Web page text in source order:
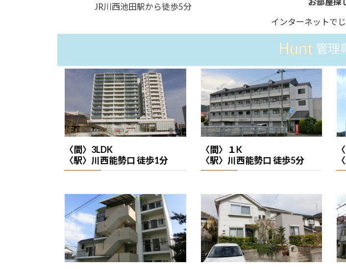
JR川西池田駅から徒歩5分
インターネットで
〈間〉3LDK
〈駅〉川西能勢口 徒歩1分
〈間〉１K
〈駅〉川西能勢口 徒歩5分